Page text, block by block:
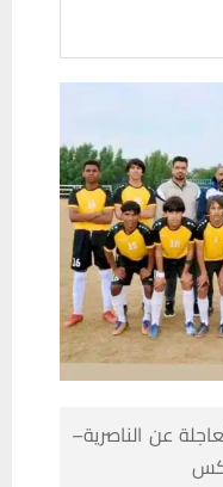
عن الناصرية–